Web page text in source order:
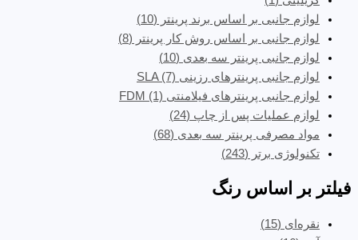
لوازم جانبی بر اساس برند پرینتر (10)
لوازم جانبی بر اساس روش کار پرینتر (8)
لوازم جانبی پرینتر سه بعدی (10)
لوازم جانبی پرینترهای رزینی SLA (7)
لوازم جانبی پرینترهای فیلامنتی FDM (1)
لوازم عملیات پس از چاپ (24)
مواد مصرفی پرینتر سه بعدی (68)
تکنولوژی برتر (243)
فیلتر بر اساس رنگ
نقره‌ای (15)